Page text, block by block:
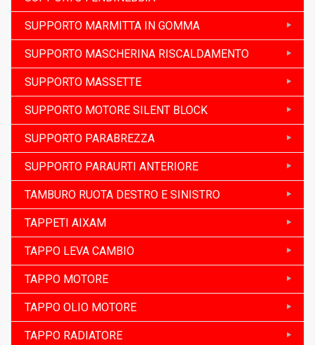
SUPPORTO MARMITTA IN GOMMA
SUPPORTO MASCHERINA RISCALDAMENTO
SUPPORTO MASSETTE
SUPPORTO MOTORE SILENT BLOCK
SUPPORTO PARABREZZA
SUPPORTO PARAURTI ANTERIORE
TAMBURO RUOTA DESTRO E SINISTRO
TAPPETI AIXAM
TAPPO LEVA CAMBIO
TAPPO MOTORE
TAPPO OLIO MOTORE
TAPPO RADIATORE